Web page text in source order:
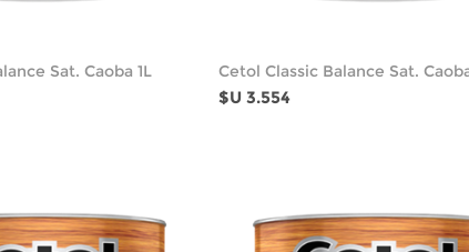
Sat. Caoba 1L Cetol Classic Balance Sat.
$U 3.554